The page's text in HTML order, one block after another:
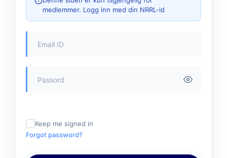
medlemmer. Logg inn med din NRRL-id
Keep me signed in
Forgot password?